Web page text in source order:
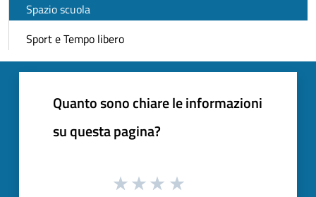
Spazio scuola
Sport e Tempo libero
Quanto sono chiare le informazioni
su questa pagina?